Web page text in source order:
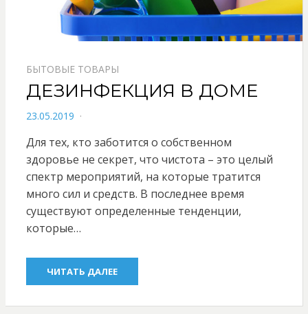
БЫТОВЫЕ ТОВАРЫ
ДЕЗИНФЕКЦИЯ В ДОМЕ
POSTED
23.05.2019
Для тех, кто заботится о собственном
здоровье не секрет, что чистота – это целый
спектр мероприятий, на которые тратится
много сил и средств. В последнее время
существуют определенные тенденции,
которые…
ЧИТАТЬ ДАЛЕЕ